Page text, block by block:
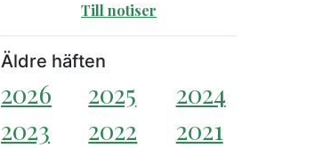
Till notiser
Äldre häften
2026 2025
2024
2023
2022
2021